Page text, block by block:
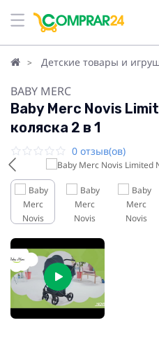
Детские товары и
BABY MERC
Baby Merc Novis
коляска 2 в 1
0 отзыв(ов)